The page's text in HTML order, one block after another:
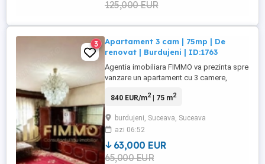
125,000 EUR
3
Apartament 3 cam | 75mp | De
renovat | Burdujeni | ID:1763
Agentia imobiliara FIMMO va prezinta spre
vanzare un apartament cu 3 camere,
75 mp, dintre care 66 mp utili si doua
persoanele care isi doresc sa amenajeze
locuinta dupa propriul gust si propriile
nevoi. Apartamentul este ...
840 EUR/m2| 75 m2
burdujeni, Suceava, Suceava
azi 06:52
63,000 EUR
65,000 EUR